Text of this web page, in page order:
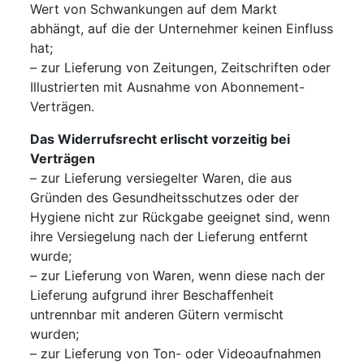
Wert von Schwankungen auf dem Markt
abhängt, auf die der Unternehmer keinen Einfluss
hat;
– zur Lieferung von Zeitungen, Zeitschriften oder
Illustrierten mit Ausnahme von Abonnement-
Verträgen.
Das Widerrufsrecht erlischt vorzeitig bei
Verträgen
– zur Lieferung versiegelter Waren, die aus
Gründen des Gesundheitsschutzes oder der
Hygiene nicht zur Rückgabe geeignet sind, wenn
ihre Versiegelung nach der Lieferung entfernt
wurde;
– zur Lieferung von Waren, wenn diese nach der
Lieferung aufgrund ihrer Beschaffenheit
untrennbar mit anderen Gütern vermischt
wurden;
– zur Lieferung von Ton- oder Videoaufnahmen